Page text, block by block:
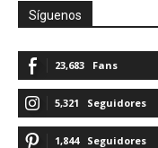
Síguenos
23,683 Fans
5,321 Seguidores
1,844 Seguidores